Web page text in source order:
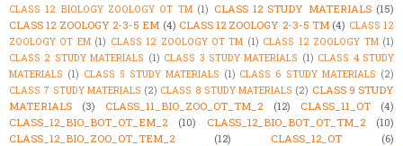
CLASS 12 BIOLOGY ZOOLOGY OT TM (1) CLASS 12 STUDY MATERIALS (15)
CLASS 12 ZOOLOGY 2-3-5 EM (4) CLASS 12 ZOOLOGY 2-3-5 TM (4) CLASS 12
ZOOLOGY OT EM (1) CLASS 12 ZOOLOGY OT TM (1) CLASS 12 ZOOLOGY TM (1)
CLASS 2 STUDY MATERIALS (1) CLASS 3 STUDY MATERIALS (1) CLASS 4 STUDY
MATERIALS (1) CLASS 5 STUDY MATERIALS (1) CLASS 6 STUDY MATERIALS (2)
CLASS 7 STUDY MATERIALS (2) CLASS 8 STUDY MATERIALS (2) CLASS 9 STUDY
MATERIALS
(3) CLASS_11_BIO_ZOO_OT_TM_2 (12) CLASS_11_OT
(4)
CLASS_12_BIO_BOT_OT_EM_2
(10) CLASS_12_BIO_BOT_OT_TM_2
(10)
CLASS_12_BIO_ZOO_OT_TEM_2
(12) CLASS_12_OT
(6)